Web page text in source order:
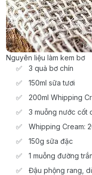
Nguyên liệu làm kem bơ
3 quả bơ chín
150ml sữa tươi
200ml Whipping
3 muỗng nước cốt
Whipping Cream:
150g sữa đặc
1 muỗng đường
Đậu phộng rang,